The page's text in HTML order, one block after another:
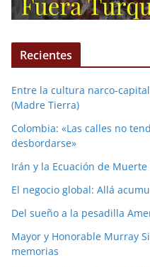
Recientes
Entre la cultura narco-
(Madre Tierra)
Colombia: «Las calles no
desbordarse»
Irán y la Ecuación de Muerte
El negocio global: Allá
Del sueño a la pesadilla
Mayor y Honorable Murray
memorias